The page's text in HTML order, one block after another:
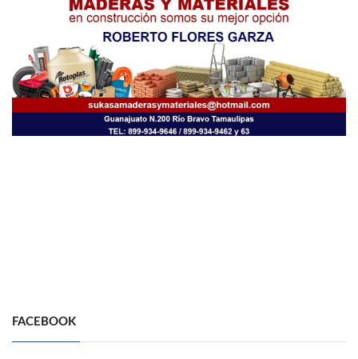
FACEBOOK